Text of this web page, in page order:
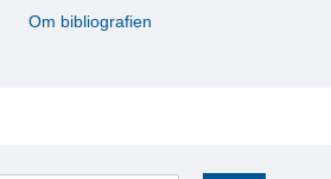
Om bibliografien